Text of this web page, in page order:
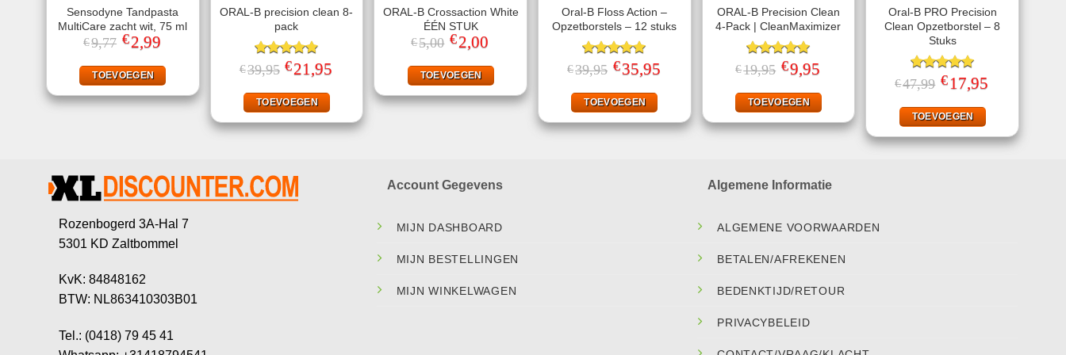
Sensodyne Tandpasta
MultiCare zacht wit, 75 ml
€9,77 Oorspronkelijke
prijs
€9,77.
€2,99Huidige
€2,99.
TOEVOEGEN
ORAL-B precision clean 8-
pack
Gewaardeerd
4.91uit 5
€39,95 Oorspronkelijke
prijs
€39,95.
€21,95
TOEVOEGEN
ORAL-B Crossaction White
ÉÉN STUK
€5,00 Oorspronkelijke
prijs
€5,00.
€2,00Huidige
€2,00.
TOEVOEGEN
Oral-B Floss Action –
Opzetborstels – 12 stuks
Gewaardeerd
5.00uit 5
€39,95 Oorspronkelijke
prijs
€39,95.
€35,95prijs
TOEVOEGEN
ORAL-B Precision Clean
4-Pack | CleanMaximizer
Gewaardeerd
5.00 uit 5
€19,95 Oorspronkelijke
prijs
€19,95.
€9,95prijs
€9,95.
TOEVOEGEN
Oral-B PRO Precision
Clean Opzetborstel – 8
Stuks
Gewaardeerd
5.00uit 5
€47,99 Oorspronkelijke
prijs
€47,99.
€ 17,95prijs
TOEVOEGEN
Rozenbogerd 3A-Hal 7
5301 KD Zaltbommel
KvK: 84848162
BTW: NL863410303B01
Tel.: (0418) 79 45 41
Account Gegevens
MIJN DASHBOARD
MIJN BESTELLINGEN
MIJN WINKELWAGEN
Algemene Informatie
ALGEMENE VOORWAARDEN
BETALEN/AFREKENEN
BEDENKTIJD/RETOUR
PRIVACYBELEID